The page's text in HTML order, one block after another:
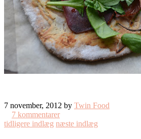
7 november, 2012 by Twin Food
7 kommentarer
tidligere indlæg næste indlæg